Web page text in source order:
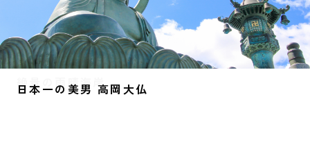
絶景の雨晴海岸
日本一の美男 高岡大仏
イベント
宿泊